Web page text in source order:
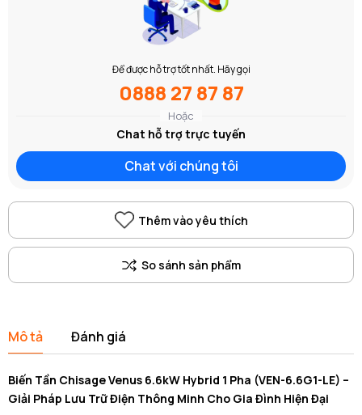
Để được hỗ trợ tốt nhất. Hãy gọi
0888 27 87 87
Hoặc
Chat hỗ trợ trực tuyến
Chat với chúng tôi
Thêm vào yêu thích
Mô tả Đánh giá
Biến Tần Chisage Venus 6.6kW Hybrid 1 Pha (VEN-6.6G1-LE) –
Giải Pháp Lưu Trữ Điện Thông Minh Cho Gia Đình Hiện Đại